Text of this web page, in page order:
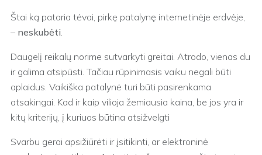
Štai ką pataria tėvai, pirkę patalynę internetinėje erdvėje,
– neskubėti.
Daugelį reikalų norime sutvarkyti greitai. Atrodo, vienas du
ir galima atsipūsti. Tačiau rūpinimasis vaiku negali būti
aplaidus. Vaikiška patalynė turi būti pasirenkama
atsakingai. Kad ir kaip vilioja žemiausia kaina, be jos yra ir
kitų kriterijų, į kuriuos būtina atsižvelgti
Svarbu gerai apsižiūrėti ir įsitikinti, ar elektroninė